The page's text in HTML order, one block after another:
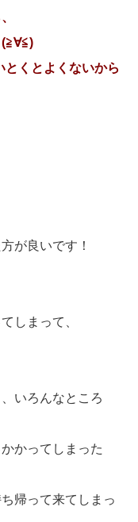
(≧∀≦)
くとよくないから
が良いです！
しまって、
いろんなところ
かってしまった
帰って来てしまっ